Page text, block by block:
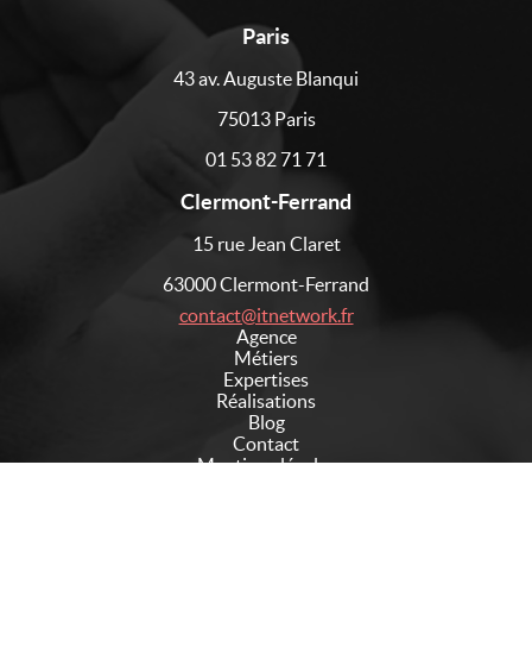
Paris
43 av. Auguste Blanqui
75013 Paris
01 53 82 71 71
Clermont-Ferrand
15 rue Jean Claret
63000 Clermont-Ferrand
contact@itnetwork.fr
Agence
Métiers
Expertises
Réalisations
Blog
Contact
Mentions légales